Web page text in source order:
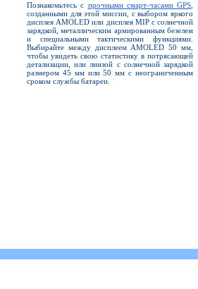
Познакомьтесь с прочными смарт-часами GPS
созданными для этой миссии, с выбором яркого
дисплея AMOLED или дисплея MIP с солнечной
зарядкой, металлическим армированным безелем
и специальными тактическими функциями.
Выбирайте между дисплеем AMOLED 50 мм,
чтобы увидеть свою статистику в потрясающей
детализации, или линзой с солнечной зарядкой
размером 45 мм или 50 мм с неограниченным
сроком службы батареи.